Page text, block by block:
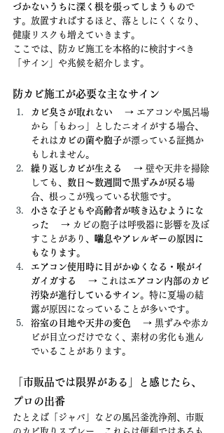
づかないうちに深く根を張ってしまうもので
す。放置すればするほど、落としにくくなり、
健康リスクも増えていきます。
ここでは、防カビ施工を本格的に検討すべき
「サイン」や兆候を紹介します。
防カビ施工が必要な主なサイン
カビ臭さが取れない → エアコンや風呂場
から「もわっ」としたニオイがする場合、
それは カビの菌や胞子が漂っている証拠か
もしれません。
繰り返しカビが生える
→ 壁や天井を掃除
しても、 数日〜数週間で黒ずみが戻る場
合、根っこが残っている状態です。
小さな子どもや高齢者が咳き込むようにな
った → カビの胞子は呼吸器に影響を及ぼ
すことがあり、 喘息やアレルギーの原因に
もなります。
エアコン使用時に目がかゆくなる・喉がイ
ガイガする
→ これはエアコン内部のカビ
汚染が進行しているサイン。特に夏場の結
露が原因になっていることが多いです。
浴室の目地や天井の変色 → 黒ずみや赤カ
ビが目立つだけでなく、素材の劣化も進ん
でいることがあります。
「市販品では限界がある」と感じたら、
プロの出番
たとえば「ジャバ」などの風呂釜洗浄剤、市販